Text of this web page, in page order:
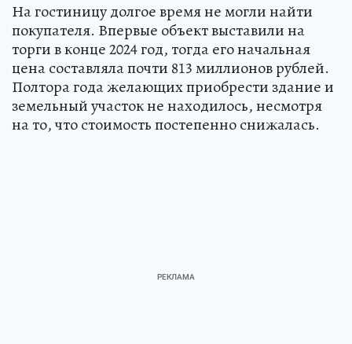
На гостиницу долгое время не могли найти
покупателя. Впервые объект выставили на
торги в конце 2024 год, тогда его начальная
цена составляла почти 813 миллионов рублей.
Полтора года желающих приобрести здание и
земельный участок не находилось, несмотря
на то, что стоимость постепенно снижалась.